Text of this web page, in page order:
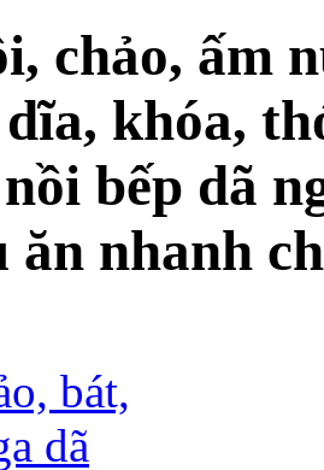
chảo, ấm
khóa,
bếp dã
ăn nhanh